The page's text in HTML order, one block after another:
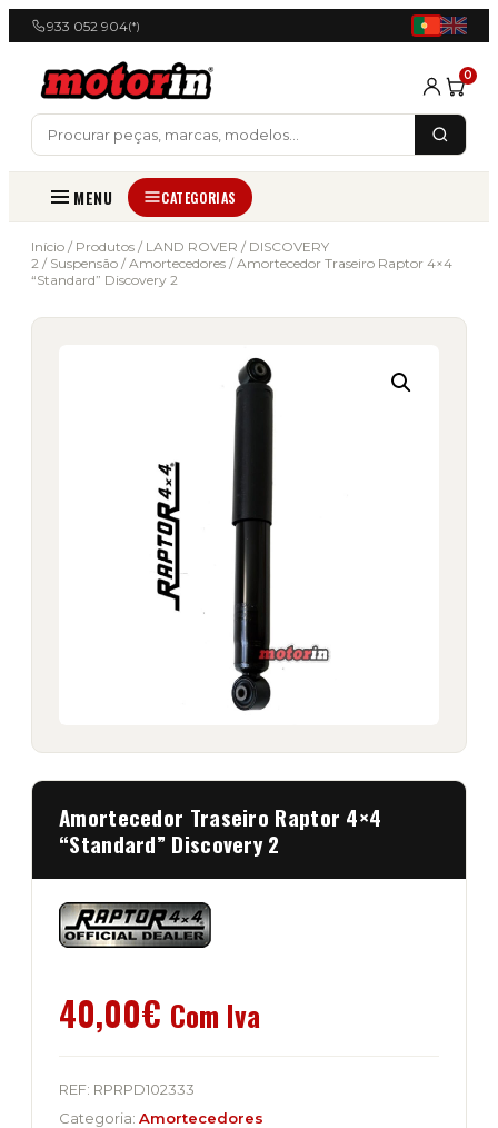
933 052 904(*)
0
MENU CATEGORIAS
Início / Produtos / LAND ROVER / DISCOVERY
2 / Suspensão / Amortecedores / Amortecedor Traseiro Raptor 4×4
“Standard” Discovery 2
Amortecedor Traseiro Raptor 4×4
“Standard” Discovery 2
40,00€ Com Iva
REF: RPRPD102333
Categoria: Amortecedores